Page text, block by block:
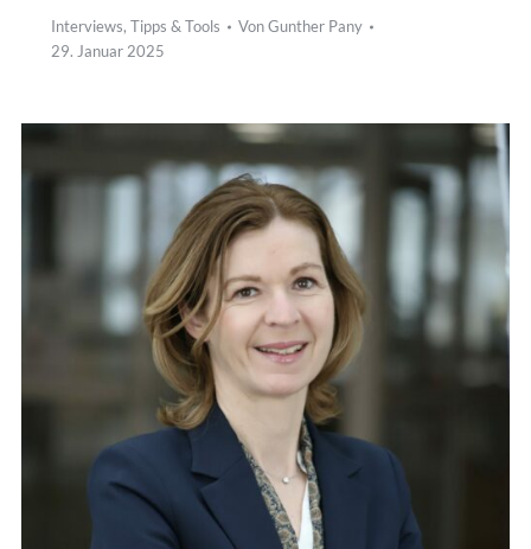
Interviews, Tipps & Tools VonGunther Pany
29. Januar 2025